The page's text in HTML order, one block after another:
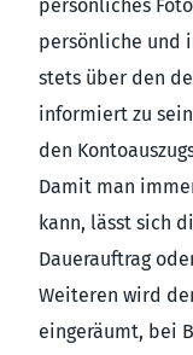
persönliches
persönliche und
stets über den
informiert zu
den
Damit man
kann, lässt sich
Dauerauftrag
Weiteren wird
eingeräumt, bei